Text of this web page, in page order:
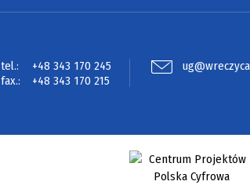
tel.:
+48 343 170 245
fax.:
+48 343 170 215